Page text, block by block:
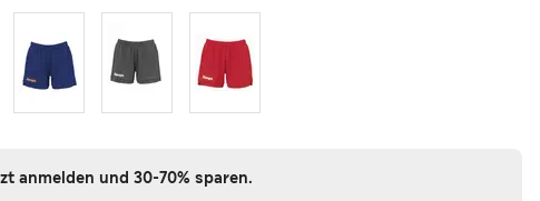
anmelden und 30-70% sparen.